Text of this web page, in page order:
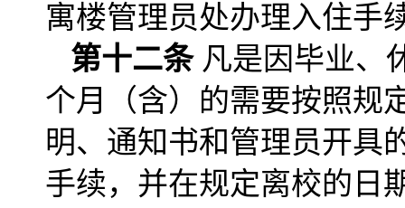
寓楼管理员处办理入住手
第十二条 凡是因毕业、
个月（含）的需要按照规
明、通知书和管理员开具
手续，并在规定离校的日